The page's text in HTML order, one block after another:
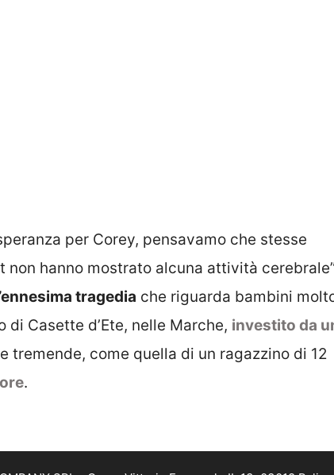
per Corey, pensavamo che stesse
hanno mostrato alcuna attività
tragedia che riguarda bambini
Casette d’Ete, nelle Marche, investito da
tremende, come quella di un ragazzino di 12
.